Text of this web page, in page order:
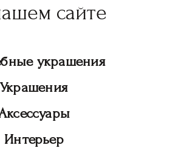
сайте
украшения
Украшения
Интерьер